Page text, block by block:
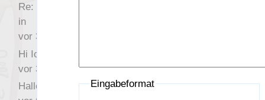
Eingabeformat
Re: Hi Ich bin völlig neu
in
vor 3 Jahre 33 Wochen
Hi Ich bin völlig neu in
vor 3 Jahre 46 Wochen
Hallo Ochrasylion